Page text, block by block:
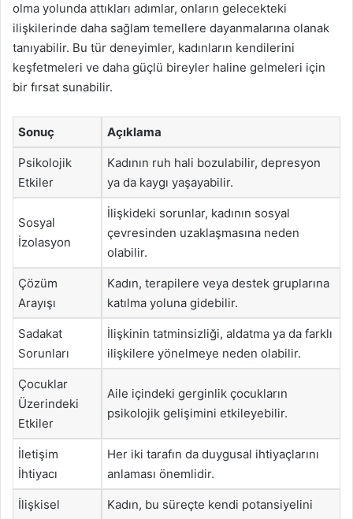
olma yolunda attıkları adımlar, onların gelecekteki
ilişkilerinde daha sağlam temellere dayanmalarına olanak
tanıyabilir. Bu tür deneyimler, kadınların kendilerini
keşfetmeleri ve daha güçlü bireyler haline gelmeleri için
bir fırsat sunabilir.
Sonuç Açıklama
Psikolojik
Etkiler
Kadının ruh hali bozulabilir, depresyon
ya da kaygı yaşayabilir.
Sosyal
İzolasyon
İlişkideki sorunlar, kadının sosyal
çevresinden uzaklaşmasına neden
olabilir.
Çözüm
Arayışı
Kadın, terapilere veya destek gruplarına
katılma yoluna gidebilir.
Sadakat
Sorunları
İlişkinin tatminsizliği, aldatma ya da farklı
ilişkilere yönelmeye neden olabilir.
Çocuklar
Üzerindeki
Etkiler
Aile içindeki gerginlik çocukların
psikolojik gelişimini etkileyebilir.
İletişim
İhtiyacı
Her iki tarafın da duygusal ihtiyaçlarını
anlaması önemlidir.
İlişkisel
Kadın, bu süreçte kendi potansiyelini